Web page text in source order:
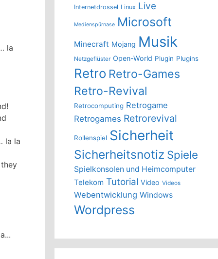
la
la la
Internetdrossel Linux Live
Medienspürnase Microsoft
Minecraft Mojang Musik
Netzgeflüster Open-World Plugin Plugins
Retro Retro-Games
Retro-Revival
Retrocomputing Retrogame
Retrogames Retrorevival
Rollenspiel Sicherheit
Sicherheitsnotiz Spiele
Spielkonsolen und Heimcomputer
Telekom Tutorial Video Videos
Webentwicklung Windows
Wordpress